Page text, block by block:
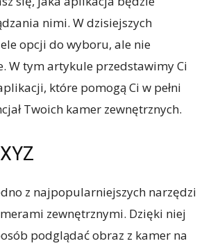
nimi. W dzisiejszych
opcji do wyboru, ale nie
W tym artykule przedstawimy Ci
które pomogą Ci w pełni
Twoich kamer zewnętrznych.
z najpopularniejszych narzędzi
zewnętrznymi. Dzięki niej
podglądać obraz z kamer na